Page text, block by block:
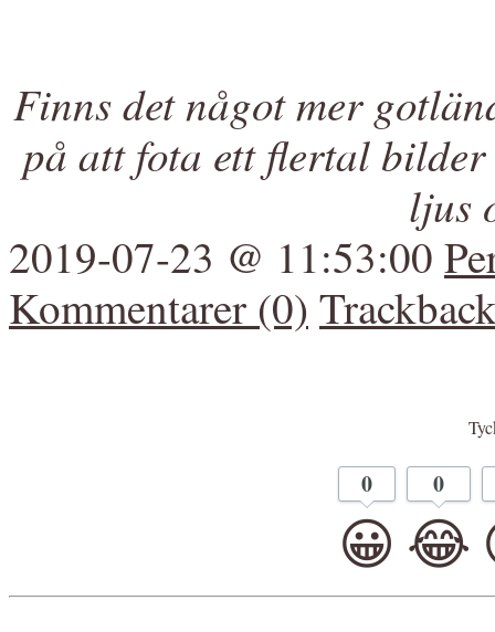
Finns det något mer
på att fota ett flertal
ljus
2019-07-23 @ 11:53:00
Kommentarer (0)
0
😀
0
😂